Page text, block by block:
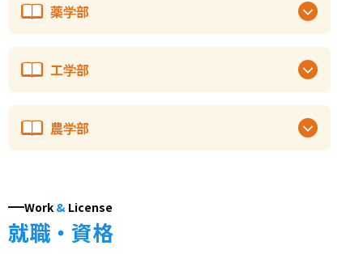
薬学部
工学部
農学部
Work & License
就職・資格